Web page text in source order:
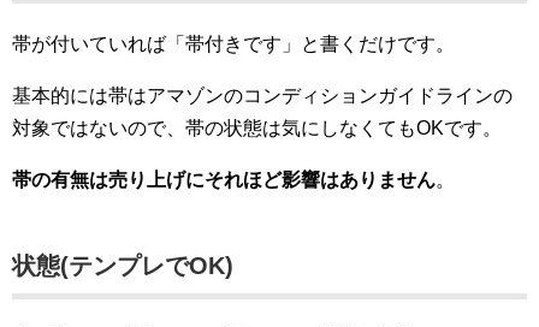
帯が付いていれば「帯付きです」と書くだけです。
基本的には帯はアマゾンのコンディションガイドラインの
対象ではないので、帯の状態は気にしなくてもOKです。
帯の有無は売り上げにそれほど影響はありません。
状態(テンプレでOK)